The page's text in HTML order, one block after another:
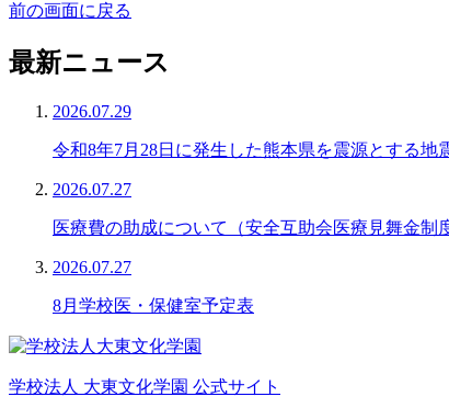
前の画面に戻る
最新ニュース
2026.07.29
令和8年7月28日に発生した熊本県を震源とする
2026.07.27
医療費の助成について（安全互助会医療見舞金制
2026.07.27
8月学校医・保健室予定表
学校法人 大東文化学園 公式サイト